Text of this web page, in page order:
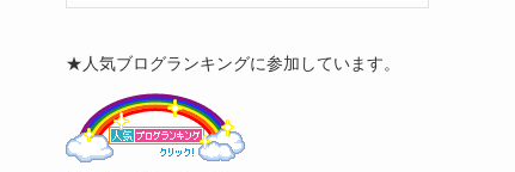
★人気ブログランキングに参加しています。